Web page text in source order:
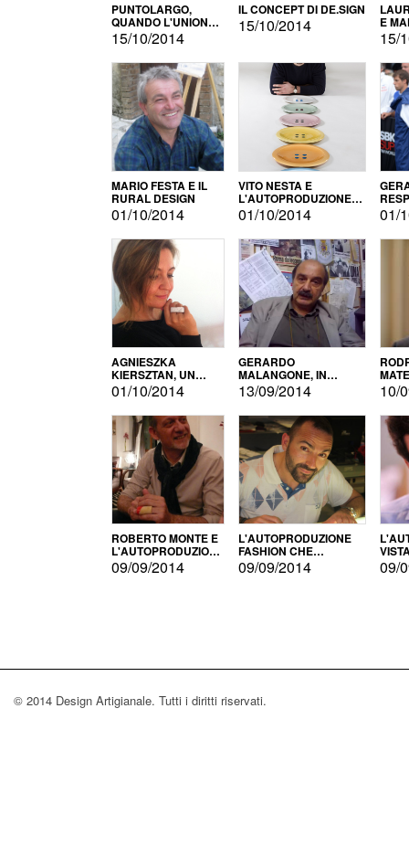
PUNTOLARGO,
QUANDO L'UNIONE
FA LA FORZA E
VINCE
15/10/2014
IL CONCEPT DI DE.SIGN
15/10/2014 E
15/
MARIO FESTA E IL
RURAL DESIGN
01/10/2014
VITO NESTA E
L'AUTOPRODUZIONE
COME RECUPERO DEI
SIMBOLI
01/10/2014 01/
AGNIESZKA
KIERSZTAN, UN
MODELLO DI
AUTOPRODUZIONE
01/10/2014
GERARDO
MALANGONE, IN
GIURIA PER IL
CONCORSO
LETTERARIO
13/09/2014 10/
ROBERTO MONTE E
L'AUTOPRODUZIONE
CON IL CENSIMENTO
09/09/2014
L'AUTOPRODUZIONE
FASHION CHE
CONQUISTA GLI USA
09/09/2014 09/
© 2014 Design Artigianale. Tutti i diritti riservati.